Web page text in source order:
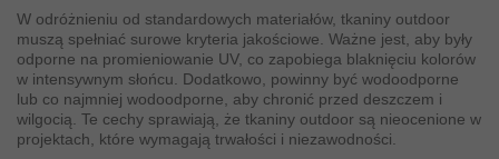
W odróżnieniu od standardowych materiałów, tkaniny outdoor
muszą spełniać surowe kryteria jakościowe. Ważne jest, aby były
odporne na promieniowanie UV, co zapobiega blaknięciu kolorów
w intensywnym słońcu. Dodatkowo, powinny być wodoodporne
lub co najmniej wodoodporne, aby chronić przed deszczem i
wilgocią. Te cechy sprawiają, że tkaniny outdoor są nieocenione w
projektach, które wymagają trwałości i niezawodności.